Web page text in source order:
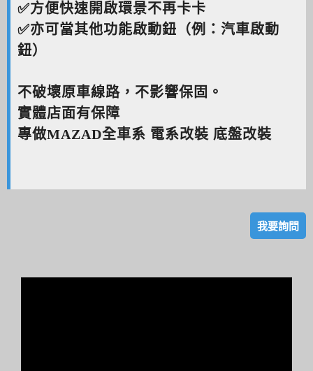
✅方便快速開啟環景不再卡卡
✅亦可當其他功能啟動鈕（例：汽車啟動
鈕）
不破壞原車線路，不影響保固。
實體店面有保障
專做MAZAD全車系 電系改裝 底盤改裝
我要詢問